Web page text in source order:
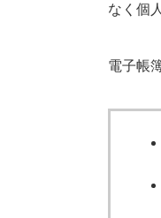
なく個
電子帳